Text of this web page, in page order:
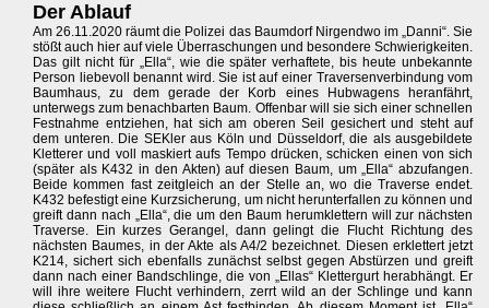
Der Ablauf
Am 26.11.2020 räumt die Polizei das Baumdorf Nirgendwo im „Danni“. Sie
stößt auch hier auf viele Überraschungen und besondere Schwierigkeiten.
Das gilt nicht für „Ella“, wie die später verhaftete, bis heute unbekannte
Person liebevoll benannt wird. Sie ist auf einer Traversenverbindung vom
Baumhaus, zu dem gerade der Korb eines Hubwagens heranfährt,
unterwegs zum benachbarten Baum. Offenbar will sie sich einer schnellen
Festnahme entziehen, hat sich am oberen Seil gesichert und steht auf
dem unteren. Die SEKler aus Köln und Düsseldorf, die als ausgebildete
Kletterer und voll maskiert aufs Tempo drücken, schicken einen von sich
(später als K432 in den Akten) auf diesen Baum, um „Ella“ abzufangen.
Beide kommen fast zeitgleich an der Stelle an, wo die Traverse endet.
K432 befestigt eine Kurzsicherung, um nicht herunterfallen zu können und
greift dann nach „Ella“, die um den Baum herumklettern will zur nächsten
Traverse. Ein kurzes Gerangel, dann gelingt die Flucht Richtung des
nächsten Baumes, in der Akte als A4/2 bezeichnet. Diesen erklettert jetzt
K214, sichert sich ebenfalls zunächst selbst gegen Abstürzen und greift
dann nach einer Bandschlinge, die von „Ellas“ Klettergurt herabhängt. Er
will ihre weitere Flucht verhindern, zerrt wild an der Schlinge und kann